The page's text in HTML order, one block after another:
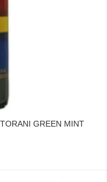
GREEN MINT